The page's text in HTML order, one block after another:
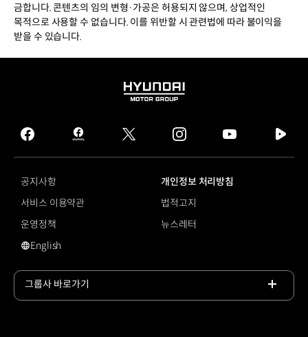
금합니다. 콘텐츠의 임의 변형·가공은 허용되지 않으며, 상업적인
목적으로 사용할 수 없습니다. 이를 위반할 시 관련법에 따라 불이익을
받을 수 있습니다.
HYUNDAI
GROUP
facebook
hmg
journal
twitter instagram
tv
공지사항
개인정보 처리방침
서비스 이용약관
법적고지
운영정책
뉴스레터
영문 사이트로 이동
English
그룹사 바로가기